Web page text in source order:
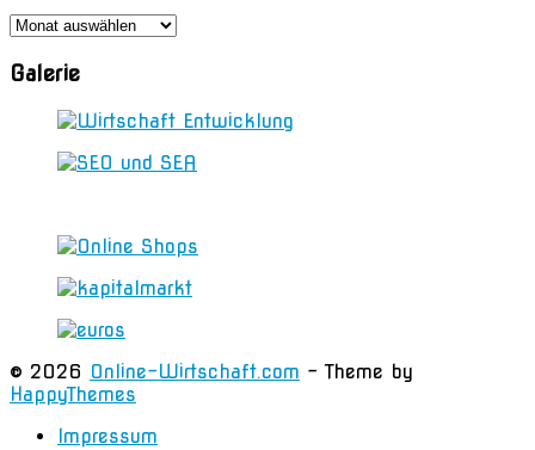
Im
Galerie
© 2026 Online-Wirtschaft.com - Theme by
HappyThemes
Impressum